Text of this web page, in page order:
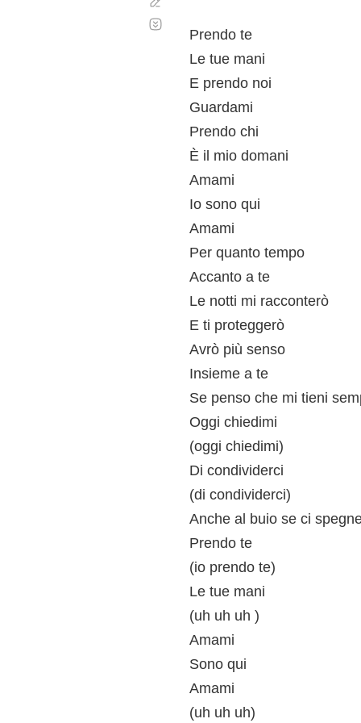
Prendo te
Le tue mani
E prendo noi
Guardami
Prendo chi
È il mio domani
Amami
Io sono qui
Amami
Per quanto tempo
Accanto a te
Le notti mi racconterò
E ti proteggerò
Avrò più senso
Insieme a te
Se penso che mi tieni
Oggi chiedimi
(oggi chiedimi)
Di condividerci
(di condividerci)
Anche al buio se ci
Prendo te
(io prendo te)
Le tue mani
(uh uh uh )
Amami
Sono qui
Amami
(uh uh uh)
automático